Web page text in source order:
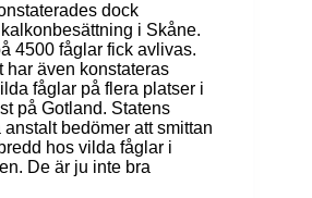
dock
i Skåne.
4500 fåglar fick avlivas.
har även konstateras
fåglar på flera platser i
på Gotland. Statens
bedömer att smittan
hos vilda fåglar i
De är ju inte bra